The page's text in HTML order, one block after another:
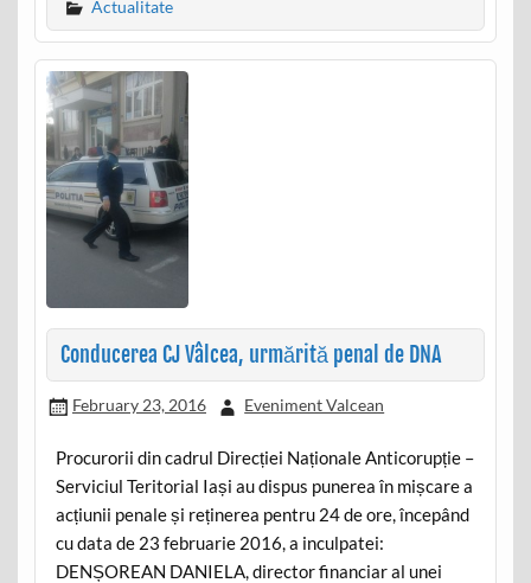
Actualitate
Conducerea CJ Vâlcea, urmărită penal de DNA
February 23, 2016 Eveniment Valcean
Procurorii din cadrul Direcției Naționale Anticorupție –
Serviciul Teritorial Iași au dispus punerea în mișcare a
acțiunii penale și reținerea pentru 24 de ore, începând
cu data de 23 februarie 2016, a inculpatei:
DENȘOREAN DANIELA, director financiar al unei